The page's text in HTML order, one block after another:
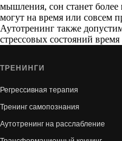
мышления, сон станет
могут на время или совсем
Аутотренинг также
стрессовых состояний
ТРЕНИНГИ
Регрессивная терапия
Тренинг самопознания
Аутотренинг на расслабление